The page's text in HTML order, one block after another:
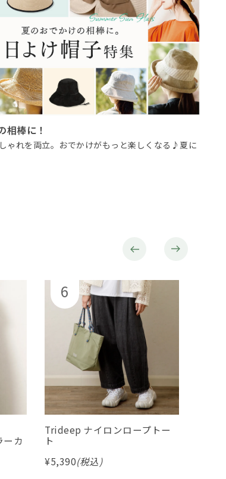
相棒に！
ゃれを両立。おでかけがもっと楽しくなる♪夏に
ーカ
Trideep ナイロンロープトー
ト
¥5,390(税込)